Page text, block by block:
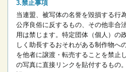
禁止事項
当連盟、被写体の名誉を毀損する行
公序良俗に反するもの、その他非合
用は禁じます。 特定団体（個人）の
しく助長するおそれがある制作物へ
を他者に譲渡・転売することを禁止し
の写真に直接リンクを貼付するもの。